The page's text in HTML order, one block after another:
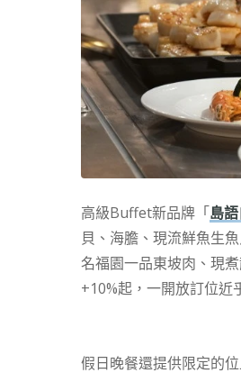
高級Buffet新品牌「島
貝、海膽、現流鮮魚生
名福園一品東坡肉、現
+10%起，一開放訂位近
假日晚餐還提供限定的